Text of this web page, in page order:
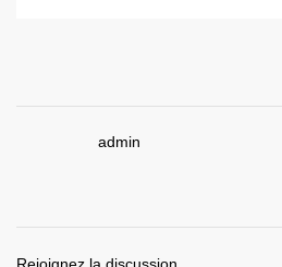
admin